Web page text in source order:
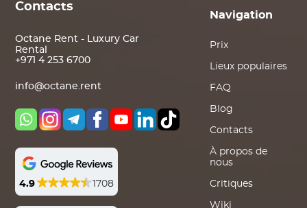
Contacts
Octane Rent - Luxury Car
Rental
+971 4 253 6700
info@octane.rent
4.9 1708
Navigation
Prix
Lieux populaires
FAQ
Blog
Contacts
À propos de
nous
Critiques
Wiki